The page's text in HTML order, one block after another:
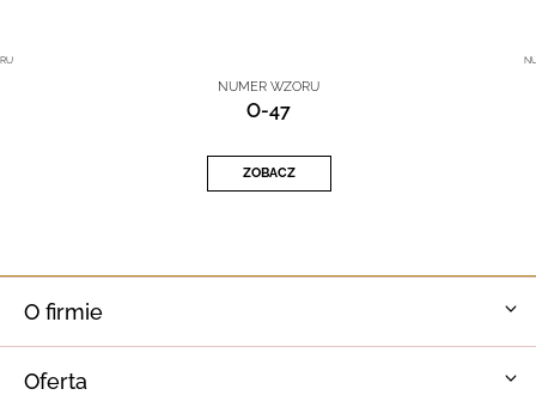
NUMER WZORU
O-47
ZOBACZ
O firmie
Oferta